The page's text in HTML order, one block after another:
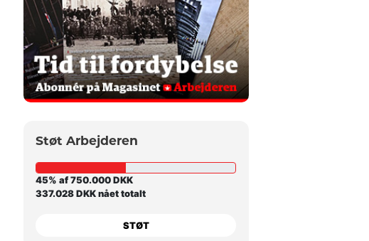
Støt Arbejderen
45% af 750.000 DKK
337.028 DKK nået totalt
STØT